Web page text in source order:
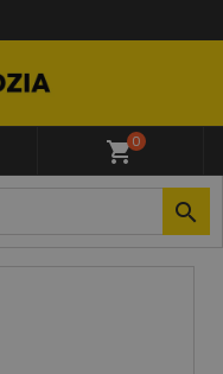
shopping_cart0
